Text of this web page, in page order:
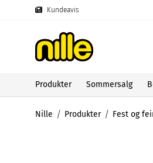
Kundeavis
Produkter Sommersalg
Nille Produkter Fest og